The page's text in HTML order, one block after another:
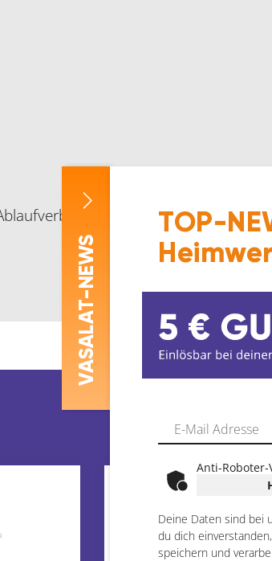
Montage auf einem
V
ASALAT
-NEWS
TOP-
Anti-
Deine Daten sind bei
du dich
speichern und